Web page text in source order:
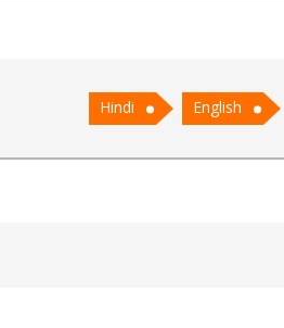
Hindi English